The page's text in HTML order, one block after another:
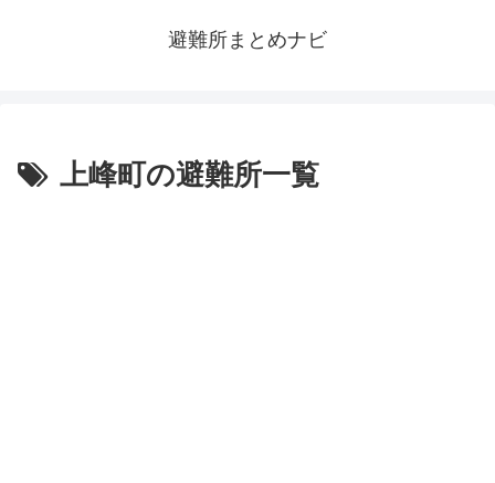
避難所まとめナビ
上峰町の避難所一覧